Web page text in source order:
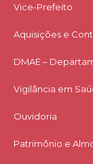
Vice-Prefeito
Aquisições e
DMAE –
Vigilância em
Ouvidoria
Patrimônio e